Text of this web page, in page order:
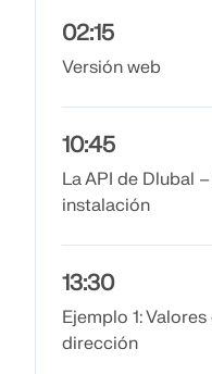
Índice
Objetos del modelo
Suscripciones y precios
AEF para
02:15
Versión web
10:45
La API de Dlubal
instalación
13:30
Ejemplo 1:
dirección